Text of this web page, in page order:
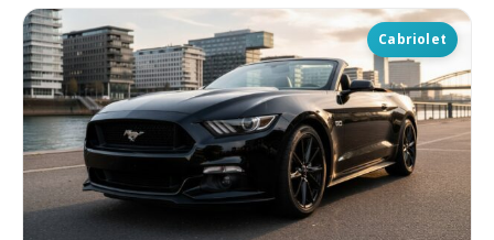
Cabriolet